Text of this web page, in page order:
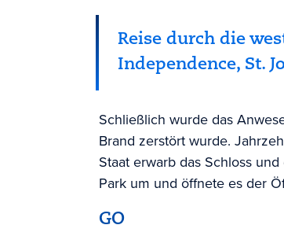
Reise durch die
Independence, St.
Schließlich wurde das
Brand zerstört wurde.
Staat erwarb das Schloss
Park um und öffnete es der
GO